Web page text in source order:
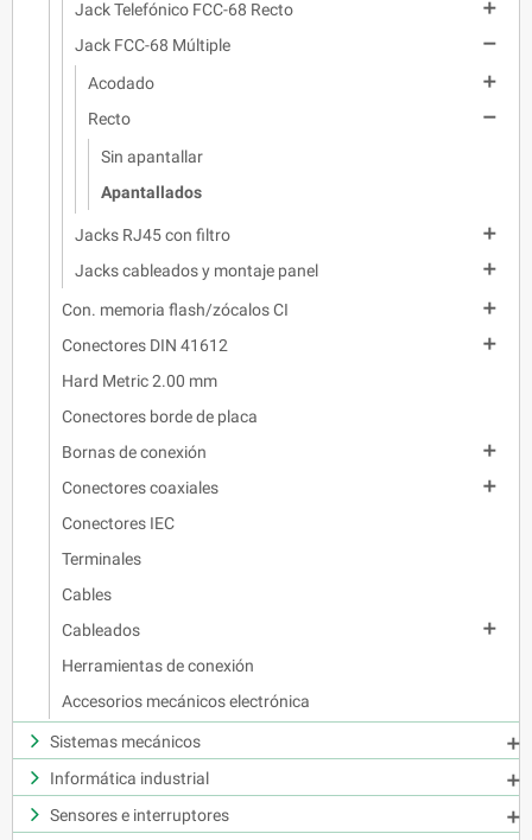
Jack Telefónico FCC-68 Recto

Jack FCC-68 Múltiple

Acodado

Recto

Sin apantallar
Apantallados
Jacks RJ45 con filtro

Jacks cableados y montaje panel

Con. memoria flash/zócalos CI

Conectores DIN 41612

Hard Metric 2.00 mm
Conectores borde de placa
Bornas de conexión

Conectores coaxiales

Conectores IEC
Terminales
Cables
Cableados

Herramientas de conexión
Accesorios mecánicos electrónica
Sistemas mecánicos

Informática industrial

Sensores e interruptores
